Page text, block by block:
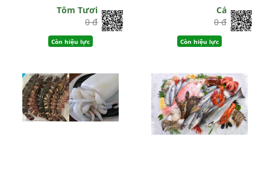
Tôm Tươi
0 đ
Còn hiệu lực
Cá
0 đ
Còn hiệu lực